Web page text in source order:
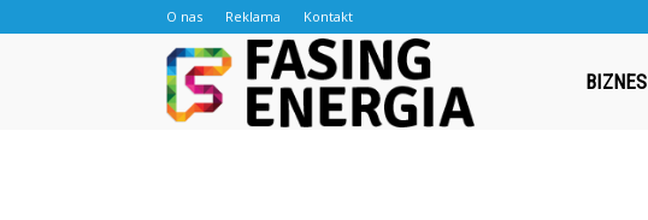
O nas Reklama Kontakt
Fasingenergia.plBIZNES